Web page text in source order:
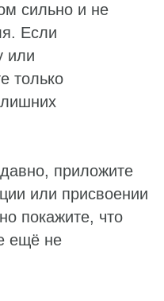
сильно и не
Если
или
только
лишних
приложите
или присвоении
покажите, что
ещё не